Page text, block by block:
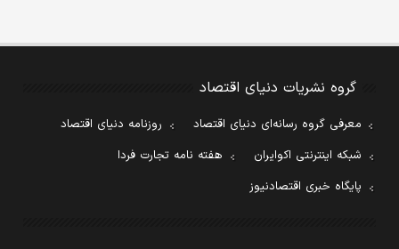
گروه نشریات دنیای اقتصاد
معرفی گروه رسانه‌ای دنیای اقتصاد
روزنامه دنیای اقتصاد
شبکه اینترنتی اکوایران
هفته نامه تجارت فردا
پایگاه خبری اقتصادنیوز